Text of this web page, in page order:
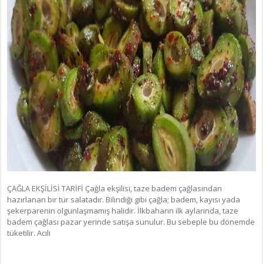
ÇAĞLA EKŞİLİSİ TARİFİ Çağla ekşilisi, taze badem çağlasından
hazırlanan bir tür salatadır. Bilindiği gibi çağla; badem, kayısı yada
şekerparenin olgunlaşmamış halidir. İlkbaharın ilk aylarında, taze
badem çağlası pazar yerinde satışa sunulur. Bu sebeple bu dönemde
tüketilir. Acılı